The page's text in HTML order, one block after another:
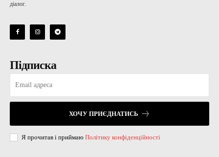
діалог.
Підписка
ХОЧУ ПРИЄДНАТИСЬ
Я прочитав і приймаю Політику конфіденційності